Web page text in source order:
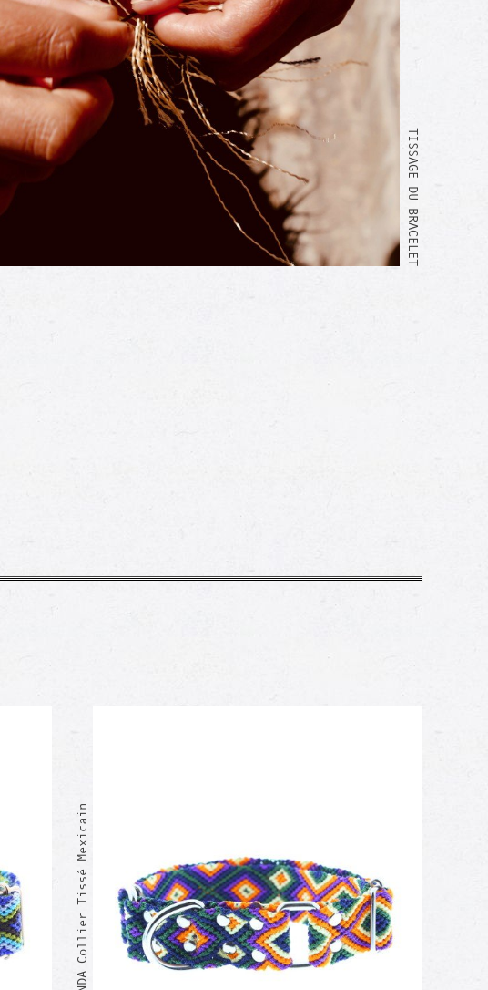
TISSAGE DU BRACELET
ROSALINDA Collier Tissé Mexicain